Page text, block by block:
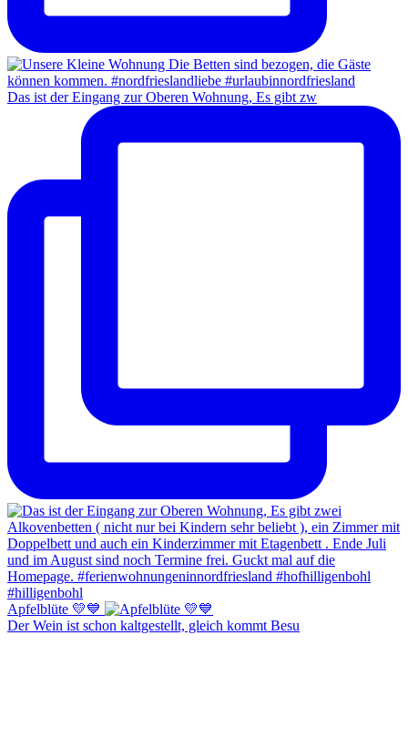
Das ist der Eingang zur Oberen Wohnung, Es gibt zw
Apfelblüte 💛💙
Der Wein ist schon kaltgestellt, gleich kommt Besu